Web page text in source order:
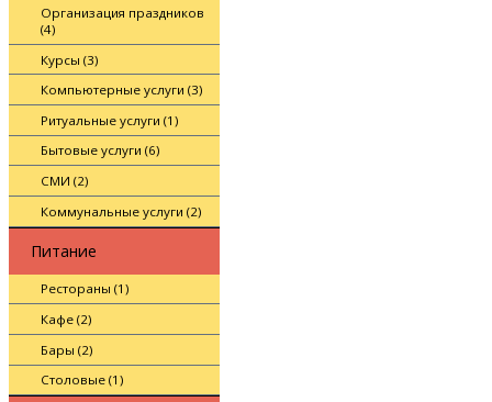
Организация праздников
(4)
Курсы (3)
Компьютерные услуги (3)
Ритуальные услуги (1)
Бытовые услуги (6)
СМИ (2)
Коммунальные услуги (2)
Питание
Рестораны (1)
Кафе (2)
Бары (2)
Столовые (1)